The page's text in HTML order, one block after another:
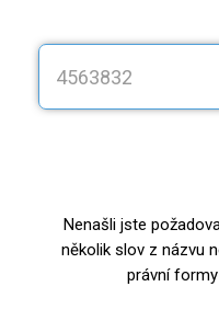
Nenašli jste
několik slov z názvu
právní formy